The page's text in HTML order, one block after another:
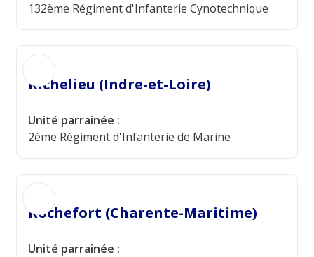
132ème Régiment d'Infanterie Cynotechnique
Richelieu (Indre-et-Loire)
Unité parrainée :
2ème Régiment d'Infanterie de Marine
Rochefort (Charente-Maritime)
Unité parrainée :